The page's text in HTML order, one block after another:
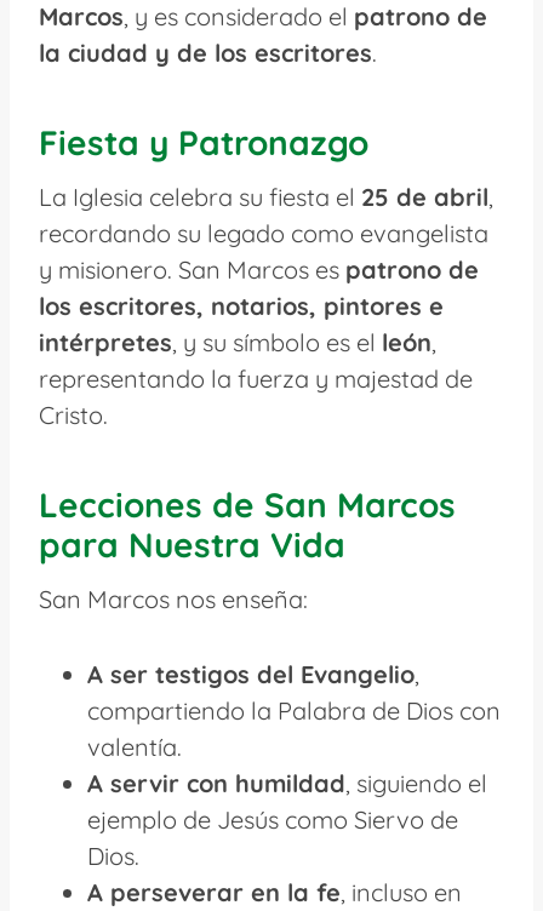
Marcos, y es considerado el patrono de
la ciudad y de los escritores.
Fiesta y Patronazgo
La Iglesia celebra su fiesta el 25 de abril,
recordando su legado como evangelista
y misionero. San Marcos es patrono de
los escritores, notarios, pintores e
intérpretes, y su símbolo es el león,
representando la fuerza y majestad de
Cristo.
Lecciones de San Marcos
para Nuestra Vida
San Marcos nos enseña:
A ser testigos del Evangelio,
compartiendo la Palabra de Dios con
valentía.
A servir con humildad, siguiendo el
ejemplo de Jesús como Siervo de
Dios.
A perseverar en la fe, incluso en